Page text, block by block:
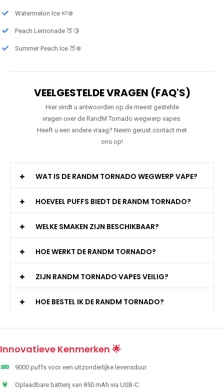
Watermelon Ice 🍉❄️
Peach Lemonade 🍑🍋
Summer Peach Ice 🍑❄️
VEELGESTELDE VRAGEN (FAQ'S)
Hier vindt u antwoorden op de meest gestelde
vragen over de RandM Tornado wegwerp vapes.
Heeft u een andere vraag? Neem gerust contact met
ons op!
WAT IS DE RANDM TORNADO WEGWERP VAPE?
HOEVEEL PUFFS BIEDT DE RANDM TORNADO?
WELKE SMAKEN ZIJN BESCHIKBAAR?
HOE WERKT DE RANDM TORNADO?
ZIJN RANDM TORNADO VAPES VEILIG?
HOE BESTEL IK DE RANDM TORNADO?
Innovatieve Kenmerken 🌟
9000 puffs voor een uitzonderlijke levensduur.
Oplaadbare batterij van 850 mAh via USB-C.